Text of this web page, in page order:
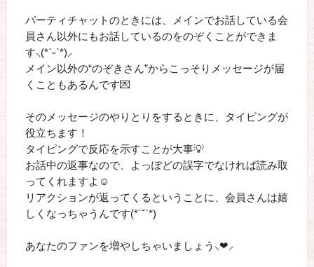
パーティチャットのときには、メインでお話している会
員さん以外にもお話しているのをのぞくことができま
す‪⸜(*ˊᵕˋ*)⸝‬
メイン以外の“のぞきさん”からこっそりメッセージが届
くこともあるんです💌
そのメッセージのやりとりをするときに、タイピングが
役立ちます！
タイピングで反応を示すことが大事💡
お話中の返事なので、よっぽどの誤字でなければ読み取
ってくれますよ☺️
リアクションが返ってくるということに、会員さんは嬉
しくなっちゃうんです(*´˘`*)
あなたのファンを増やしちゃいましょう︎⸜❤︎⸝‍